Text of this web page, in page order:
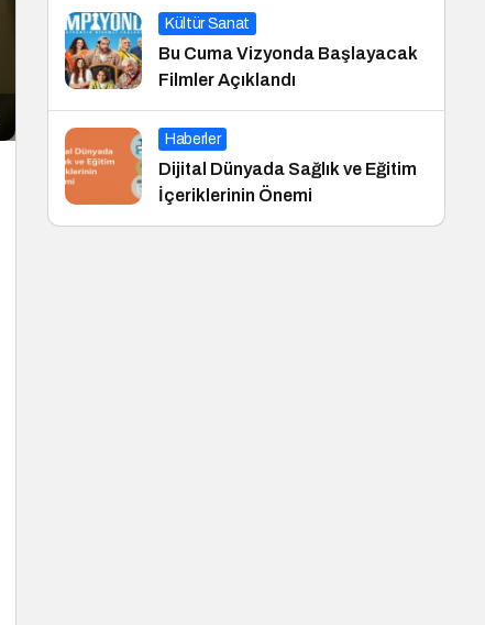
Kültür Sanat
Bu Cuma Vizyonda Başlayacak
Filmler Açıklandı
Haberler
Dijital Dünyada Sağlık ve Eğitim
İçeriklerinin Önemi